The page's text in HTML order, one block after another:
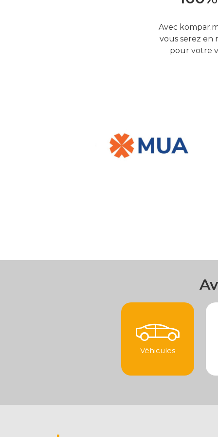
Avec
vous serez en
pour votre
Véhicules